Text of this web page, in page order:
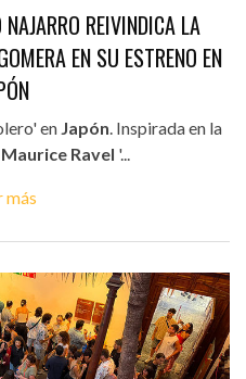
REIVINDICA LA
EN SU ESTRENO EN
en Japón. Inspirada en la
Maurice Ravel '...
más